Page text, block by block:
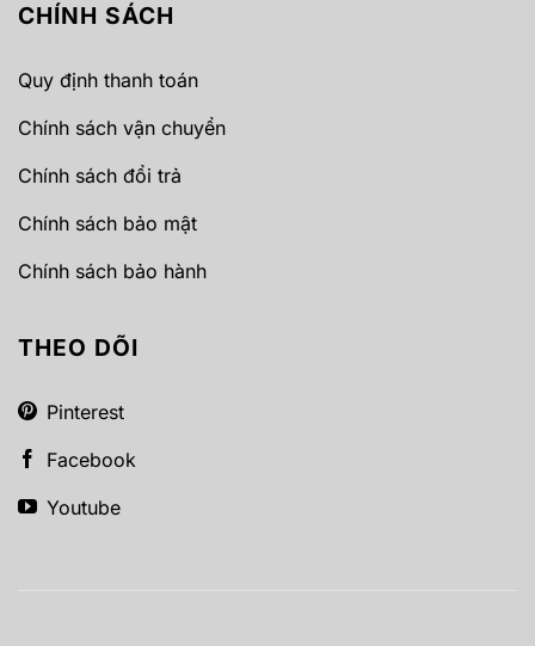
CHÍNH SÁCH
Quy định thanh toán
Chính sách vận chuyển
Chính sách đổi trả
Chính sách bảo mật
Chính sách bảo hành
THEO DÕI
Pinterest
Facebook
Youtube